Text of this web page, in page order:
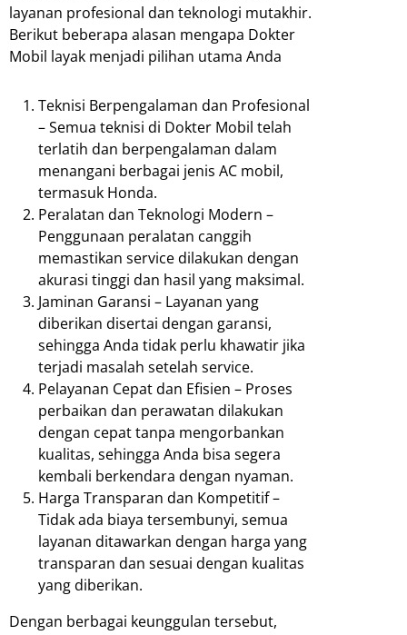
layanan profesional dan teknologi mutakhir.
Berikut beberapa alasan mengapa Dokter
Mobil layak menjadi pilihan utama Anda
Teknisi Berpengalaman dan Profesional
– Semua teknisi di Dokter Mobil telah
terlatih dan berpengalaman dalam
menangani berbagai jenis AC mobil,
termasuk Honda.
Peralatan dan Teknologi Modern –
Penggunaan peralatan canggih
memastikan service dilakukan dengan
akurasi tinggi dan hasil yang maksimal.
Jaminan Garansi – Layanan yang
diberikan disertai dengan garansi,
sehingga Anda tidak perlu khawatir jika
terjadi masalah setelah service.
Pelayanan Cepat dan Efisien – Proses
perbaikan dan perawatan dilakukan
dengan cepat tanpa mengorbankan
kualitas, sehingga Anda bisa segera
kembali berkendara dengan nyaman.
Harga Transparan dan Kompetitif –
Tidak ada biaya tersembunyi, semua
layanan ditawarkan dengan harga yang
transparan dan sesuai dengan kualitas
yang diberikan.
Dengan berbagai keunggulan tersebut,